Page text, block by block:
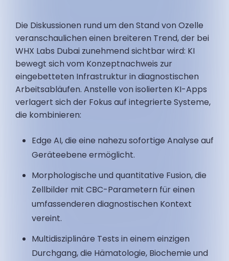
Die Diskussionen rund um den Stand von Ozelle
veranschaulichen einen breiteren Trend, der bei
WHX Labs Dubai zunehmend sichtbar wird: KI
bewegt sich vom Konzeptnachweis zur
eingebetteten Infrastruktur in diagnostischen
Arbeitsabläufen. Anstelle von isolierten KI-Apps
verlagert sich der Fokus auf integrierte Systeme,
die kombinieren:
Edge AI, die eine nahezu sofortige Analyse auf
Geräteebene ermöglicht.
Morphologische und quantitative Fusion, die
Zellbilder mit CBC-Parametern für einen
umfassenderen diagnostischen Kontext
vereint.
Multidisziplinäre Tests in einem einzigen
Durchgang, die Hämatologie, Biochemie und